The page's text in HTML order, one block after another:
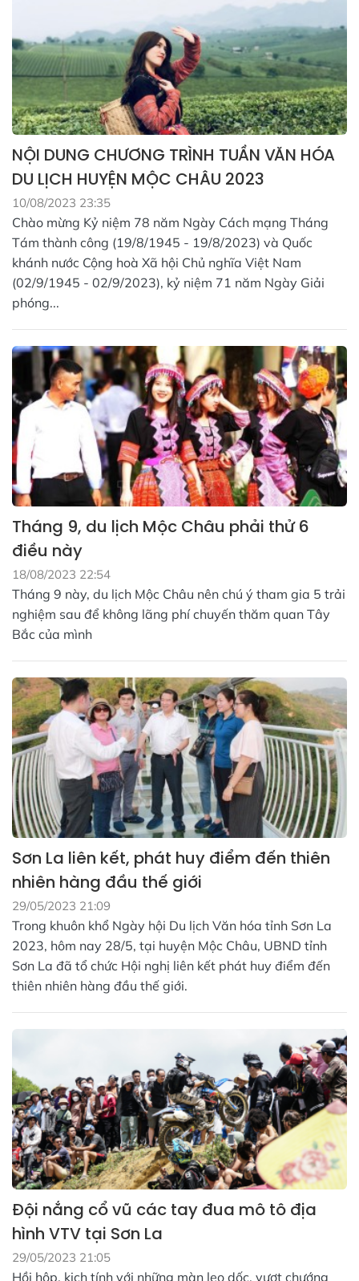
NỘI DUNG CHƯƠNG TRÌNH TUẦN VĂN HÓA
DU LỊCH HUYỆN MỘC CHÂU 2023
10/08/2023 23:35
Chào mừng Kỷ niệm 78 năm Ngày Cách mạng Tháng
Tám thành công (19/8/1945 - 19/8/2023) và Quốc
khánh nước Cộng hoà Xã hội Chủ nghĩa Việt Nam
(02/9/1945 - 02/9/2023), kỷ niệm 71 năm Ngày Giải
phóng...
Tháng 9, du lịch Mộc Châu phải thử 6
điều này
18/08/2023 22:54
Tháng 9 này, du lịch Mộc Châu nên chú ý tham gia 5 trải
nghiệm sau để không lãng phí chuyến thăm quan Tây
Bắc của mình
Sơn La liên kết, phát huy điểm đến thiên
nhiên hàng đầu thế giới
29/05/2023 21:09
Trong khuôn khổ Ngày hội Du lịch Văn hóa tỉnh Sơn La
2023, hôm nay 28/5, tại huyện Mộc Châu, UBND tỉnh
Sơn La đã tổ chức Hội nghị liên kết phát huy điểm đến
thiên nhiên hàng đầu thế giới.
Đội nắng cổ vũ các tay đua mô tô địa
hình VTV tại Sơn La
29/05/2023 21:05
Hồi hộp, kịch tính với những màn leo dốc, vượt chướng